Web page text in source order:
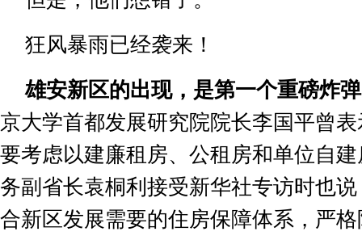
狂风暴雨已经袭来！
雄安新区的出现，是第一个重磅炸
京大学首都发展研究院院长李国平曾
要考虑以建廉租房、公租房和单位自
务副省长袁桐利接受新华社专访时也
合新区发展需要的住房保障体系，严